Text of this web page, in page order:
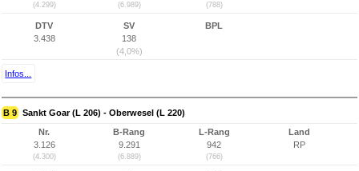
(4.299) (6.989) (788)
DTV
3.438
SV
138
(4,0%)
BPL
Infos...
B 9 Sankt Goar (L 206) - Oberwesel (L 220)
Nr.
3.126
(4.300)
B-Rang
9.291
(6.889)
L-Rang
942
(766)
Land
RP